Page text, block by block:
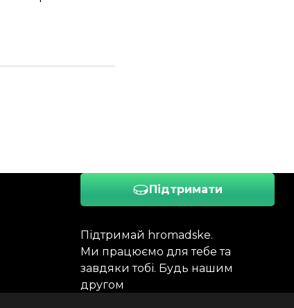
Підтримати
Підтримай hromadske.
Ми працюємо для тебе та
завдяки тобі. Будь нашим
другом